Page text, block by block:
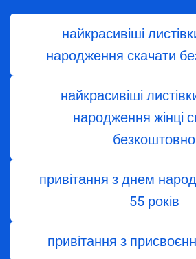
найкрасивіші
народження скачати
найкрасивіші
народження жінці
безкоштовно
привітання з днем
55 років
привітання з